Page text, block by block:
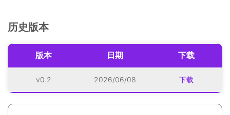
历史版本
版本 日期 下载
v0.2 2026/06/08 下载